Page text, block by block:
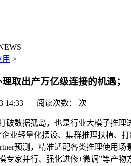
用 >
取出产万亿级连接的机遇；
14:33 | 阅读次数： 次
数据孤岛，也是行业大模子推理
业轻量化摆设、集群推理扶植、
预测，精准适配各类推理使用
专家并行、强化进修+微调”等产